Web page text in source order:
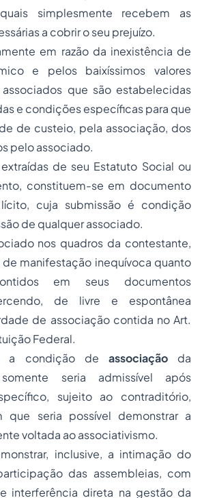
simplesmente recebem as
a cobrir o seu prejuízo.
em razão da inexistência de
e pelos baixíssimos valores
que são estabelecidas
e condições específicas para que
de custeio, pela associação, dos
pelo associado.
de seu Estatuto Social ou
constituem-se em documento
cuja submissão é condição
de qualquer associado.
nos quadros da contestante,
manifestação inequívoca quanto
em seus documentos
de livre e espontânea
de associação contida no Art.
Federal.
a condição de associação da
seria admissível após
sujeito ao contraditório,
que seria possível demonstrar a
voltada ao associativismo.
inclusive, a intimação do
das assembleias, com
interferência direta na gestão da